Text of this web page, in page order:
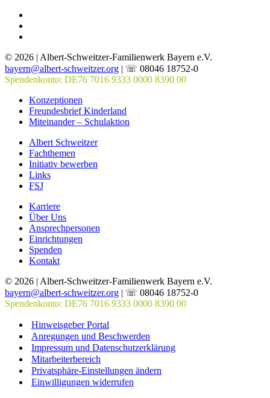
© 2026 | Albert-Schweitzer-Familienwerk Bayern e.V.
bayern@albert-schweitzer.org | ☏ 08046 18752-0
Spendenkonto: DE76 7016 9333 0000 8390 00
Konzeptionen
Freundesbrief Kinderland
Miteinander – Schulaktion
Albert Schweitzer
Fachthemen
Initiativ bewerben
Links
FSJ
Karriere
Über Uns
Ansprechpersonen
Einrichtungen
Spenden
Kontakt
© 2026 | Albert-Schweitzer-Familienwerk Bayern e.V.
bayern@albert-schweitzer.org | ☏ 08046 18752-0
Spendenkonto: DE76 7016 9333 0000 8390 00
Hinweisgeber Portal
Anregungen und Beschwerden
Impressum und Datenschutzerklärung
Mitarbeiterbereich
Privatsphäre-Einstellungen ändern
Einwilligungen widerrufen